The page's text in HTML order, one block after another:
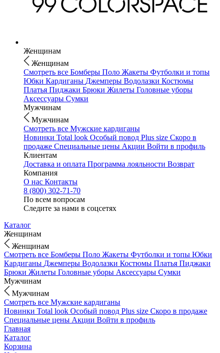
Женщинам
Женщинам
Смотреть все Бомберы Поло Жакеты Футболки и топы
Юбки Кардиганы Джемперы Водолазки Костюмы
Платья Пиджаки Брюки Жилеты Головные уборы
Аксессуары Сумки
Мужчинам
Мужчинам
Смотреть все Мужские кардиганы
Новинки Total look Особый повод Plus size Скоро в
продаже Специальные цены Акции Войти в профиль
Клиентам
Доставка и оплата Программа лояльности Возврат
Компания
О нас Контакты
8 (800) 302-71-70
По всем вопросам
Следите за нами в соцсетях
Каталог
Женщинам
Женщинам
Смотреть все Бомберы Поло Жакеты Футболки и топы Юбки
Кардиганы Джемперы Водолазки Костюмы Платья Пиджаки
Брюки Жилеты Головные уборы Аксессуары Сумки
Мужчинам
Мужчинам
Смотреть все Мужские кардиганы
Новинки Total look Особый повод Plus size Скоро в продаже
Специальные цены Акции Войти в профиль
Главная
Каталог
Корзина